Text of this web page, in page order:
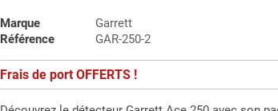
Marque
Garrett
Référence
GAR-250-2
Frais de port OFFERTS !